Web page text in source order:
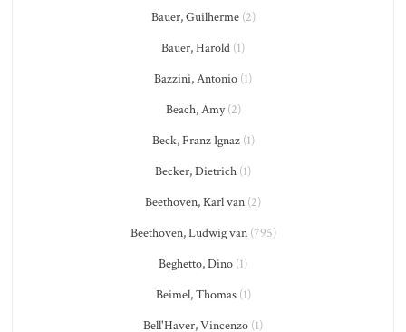
Bauer, Guilherme(2)
Bauer, Harold (1)
Bazzini, Antonio (1)
Beach, Amy(2)
Beck, Franz Ignaz(1)
Becker, Dietrich (1)
Beethoven, Karl van (2)
Beethoven, Ludwig van(795)
Beghetto, Dino (1)
Beimel, Thomas(1)
Bell'Haver, Vincenzo (1)